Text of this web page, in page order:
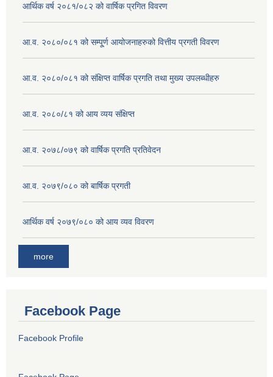
आर्थिक वर्ष २०८१/०८२ को वार्षिक प्रगित विवरण
आ.व. २०८०/०८१ को सम्पू्र्ण आयोजनाहरुको वित्तीय प्रगती विवरण
आ.व. २०८०/०८१ को संक्षिप्त वार्षिक प्रगति तथा मुख्य उपलब्धीहरु
आ.व. २०८०/८१ को आय व्यय संक्षिप्त
आ.व. २०७८/०७९ को वार्षिक प्रगति प्रतिवेदन
आ.व. २०७९/०८० को बार्षिक प्रगती
आर्थिक वर्ष २०७९/०८० को आय व्यव विवरण
more
Facebook Page
Facebook Profile